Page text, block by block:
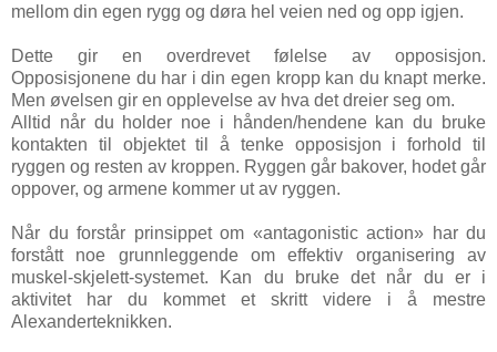
mellom din egen rygg og døra hel veien ned og opp igjen.
Dette gir en overdrevet følelse av opposisjon.
Opposisjonene du har i din egen kropp kan du knapt merke.
Men øvelsen gir en opplevelse av hva det dreier seg om.
Alltid når du holder noe i hånden/hendene kan du bruke
kontakten til objektet til å tenke opposisjon i forhold til
ryggen og resten av kroppen. Ryggen går bakover, hodet går
oppover, og armene kommer ut av ryggen.
Når du forstår prinsippet om «antagonistic action» har du
forstått noe grunnleggende om effektiv organisering av
muskel-skjelett-systemet. Kan du bruke det når du er i
aktivitet har du kommet et skritt videre i å mestre
Alexanderteknikken.